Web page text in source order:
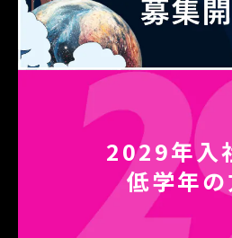
2029年入
低学年の